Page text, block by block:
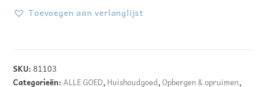
Toevoegen aan verlanglijst
l
t
SKU:81103
Categorieën:ALLE GOED,Huishoudgoed,Opbergen & opruimen,